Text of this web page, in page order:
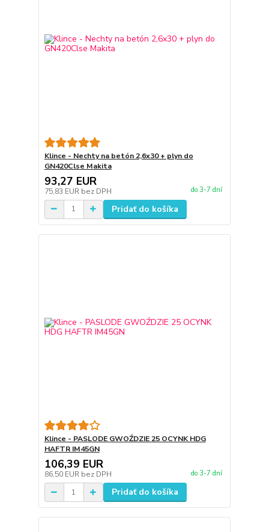
Klince - Nechty na betón 2,6x30 + plyn do
GN420Clse Makita
93,27 EUR
75,83 EUR bez DPH do 3-7 dní
Pridať do košíka
Klince - PASLODE GWOŹDZIE 25 OCYNK HDG
HAFTR IM45GN
106,39 EUR
86,50 EUR bez DPH do 3-7 dní
Pridať do košíka